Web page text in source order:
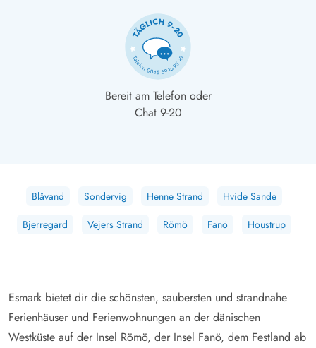
Bereit am Telefon oder
Chat 9-20
Blåvand Sondervig Henne Strand
Hvide Sande
Bjerregard
Vejers Strand Römö Fanö Houstrup
Esmark bietet dir die schönsten, saubersten und strandnahe
Ferienhäuser und Ferienwohnungen an der dänischen
Westküste auf der Insel Römö, der Insel Fanö, dem Festland ab